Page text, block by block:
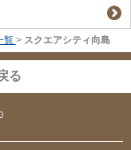
覧 > スクエアシティ向島
る